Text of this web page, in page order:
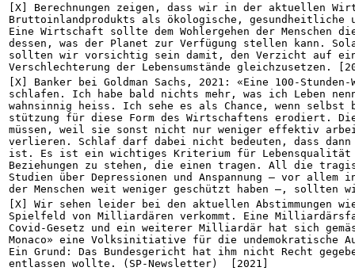
[X] Berechnungen zeigen, dass wir in der aktuellen
Bruttoinland­produkts als ökologische, gesundheitliche
Eine Wirtschaft sollte dem Wohl­ergehen der
dessen, was der Planet zur Verfügung stellen kann.
sollten wir vorsichtig sein damit, den Verzicht auf
Verschlechterung der Lebens­umstände gleichzusetzen.
[X] Banker bei Goldman Sachs, 2021: «Eine 100-
schlafen. Ich habe bald nichts mehr, was ich Leben
wahnsinnig heiss. Ich sehe es als Chance, wenn selbst
stützung für diese Form des Wirtschaftens erodiert.
müssen, weil sie sonst nicht nur weniger effektiv
verlieren. Schlaf darf dabei nicht bedeuten, dass
ist. Es ist ein wichtiges Kriterium für
Beziehungen zu stehen, die einen tragen. All die
Studien über Depressionen und Anspannung – vor
der Menschen weit weniger geschützt haben –, sollten
[X] Wir sehen leider bei den aktuellen Abstimmungen
Spielfeld von Milliardären verkommt. Eine
Covid-Gesetz und ein weiterer Milliardär hat sich
Monaco» eine Volksinitiative für die undemokratische
Ein Grund: Das Bundesgericht hat ihm nicht Recht
entlassen wollte. (SP-Newsletter)  [2021]